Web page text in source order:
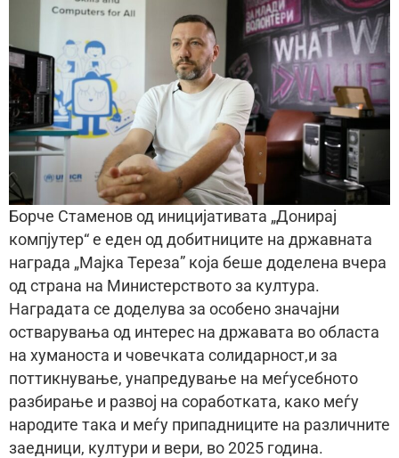
Борче Стаменов од иницијативата „Донирај
компјутер“ е еден од добитниците на државната
награда „Мајка Тереза” која беше доделена вчера
од страна на Министерството за култура.
Наградата се доделува за особено значајни
остварувања од интерес на државата во областа
на хуманоста и човечката солидарност,и за
поттикнување, унапредување на меѓусебното
разбирање и развој на соработката, како меѓу
народите така и меѓу припадниците на различните
заедници, култури и вери, во 2025 година.